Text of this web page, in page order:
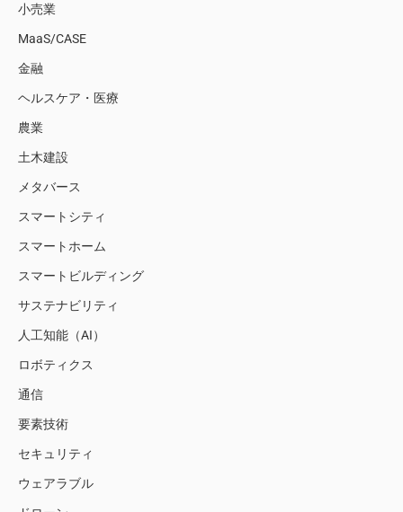
小売業
MaaS/CASE
金融
ヘルスケア・医療
農業
土木建設
メタバース
スマートシティ
スマートホーム
スマートビルディング
サステナビリティ
人工知能（AI）
ロボティクス
通信
要素技術
セキュリティ
ウェアラブル